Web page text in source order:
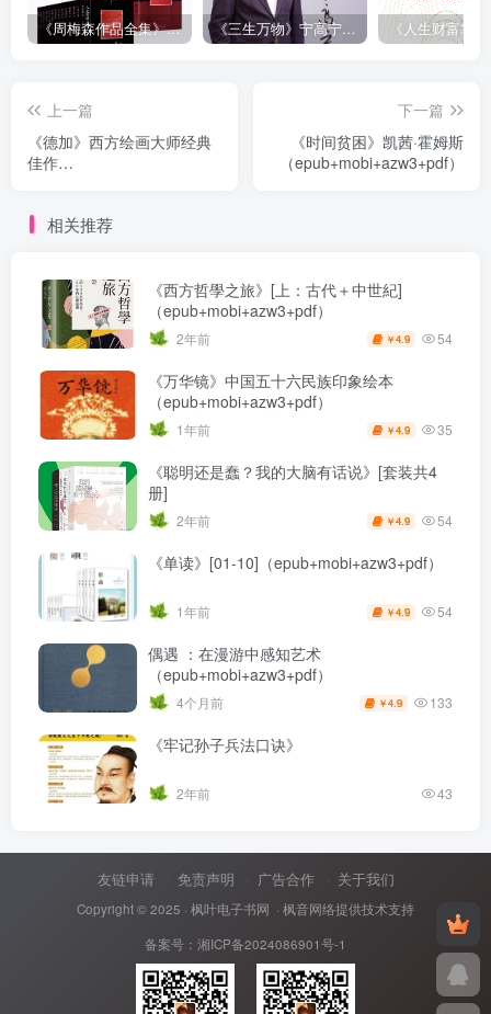
《周梅森作品全集》[共30册] 《三生万物》宁高宁（epub+mobi+azw3+pdf）
上一篇
《德加》西方绘画大师经典
佳作
下一篇
《时间贫困》凯茜·霍姆斯
（epub+mobi+azw3+pdf）
相关推荐
《西方哲學之旅》[上：古代＋中世紀]
（epub+mobi+azw3+pdf）
2年前 ￥4.9 54
《万华镜》中国五十六民族印象绘本
（epub+mobi+azw3+pdf）
1年前 ￥4.9 35
《聪明还是蠢？我的大脑有话说》[套装共4
册]
2年前 ￥4.9 54
《单读》[01-10]（epub+mobi+azw3+pdf）
1年前 ￥4.9 54
偶遇 ：在漫游中感知艺术
（epub+mobi+azw3+pdf）
4个月前 ￥4.9 133
《牢记孙子兵法口诀》
2年前 43
友链申请 免责声明 广告合作 关于我们
Copyright © 2025 · 枫叶电子书网 · 枫音网络提供技术支持
备案号： 湘ICP备2024086901号-1